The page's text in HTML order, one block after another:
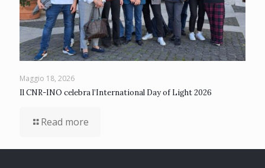
Maggio 18, 2026
Il CNR-INO celebra l’International Day of Light 2026
Read more